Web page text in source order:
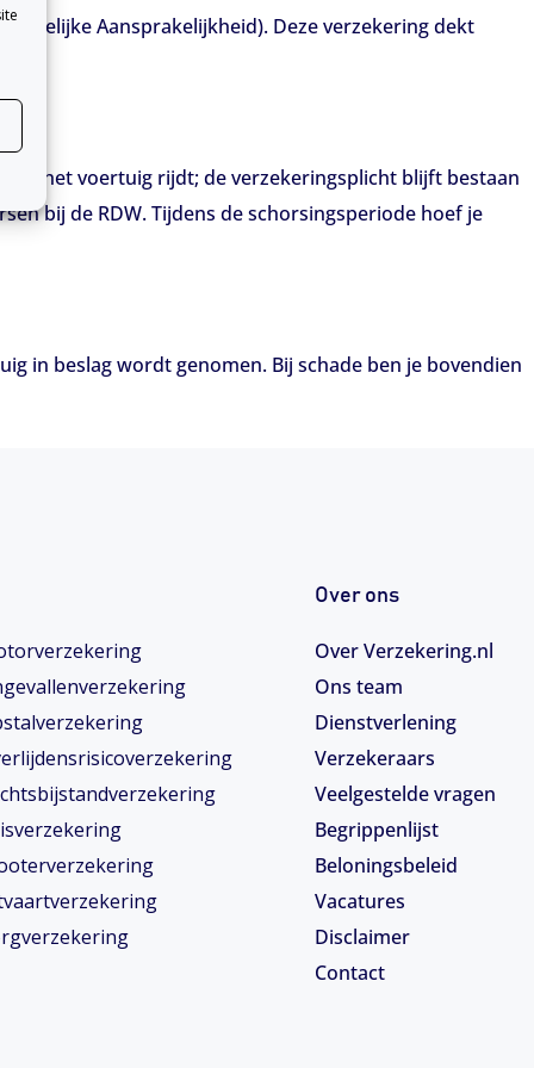
Aansprakelijkheid). Deze verzekering dekt
het voertuig rijdt; de verzekeringsplicht blijft bestaan
bij de RDW. Tijdens de schorsingsperiode hoef je
in beslag wordt genomen. Bij schade ben je bovendien
Over ons
Over Verzekering.nl
Ons team
Dienstverlening
Verzekeraars
Veelgestelde vragen
Begrippenlijst
Beloningsbeleid
Vacatures
Disclaimer
Contact